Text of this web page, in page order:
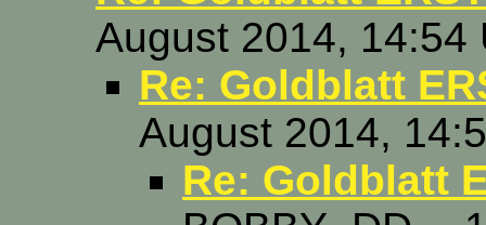
August 2014, 14:54
Re: Goldblatt
August 2014,
Re: Goldblatt